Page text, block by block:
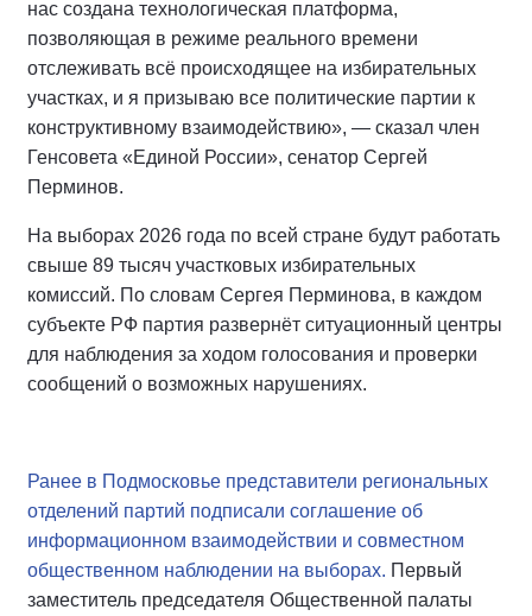
нас создана технологическая платформа,
позволяющая в режиме реального времени
отслеживать всё происходящее на избирательных
участках, и я призываю все политические партии к
конструктивному взаимодействию», — сказал член
Генсовета «Единой России», сенатор Сергей
Перминов.
На выборах 2026 года по всей стране будут работать
свыше 89 тысяч участковых избирательных
комиссий. По словам Сергея Перминова, в каждом
субъекте РФ партия развернёт ситуационный центры
для наблюдения за ходом голосования и проверки
сообщений о возможных нарушениях.
Ранее в Подмосковье представители региональных
отделений партий подписали соглашение об
информационном взаимодействии и совместном
общественном наблюдении на выборах. Первый
заместитель председателя Общественной палаты